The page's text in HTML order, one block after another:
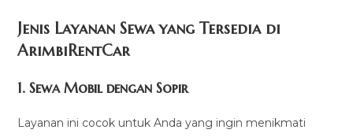
Jenis Layanan Sewa yang Tersedia di
ArimbiRentCar
1.Sewa Mobil dengan Sopir
Layanan ini cocok untuk Anda yang ingin menikmati